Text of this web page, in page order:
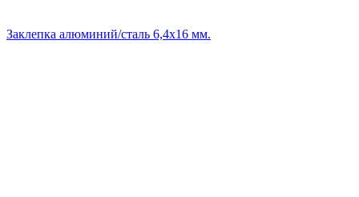
Заклепка алюминий/сталь 6,4х16 мм.